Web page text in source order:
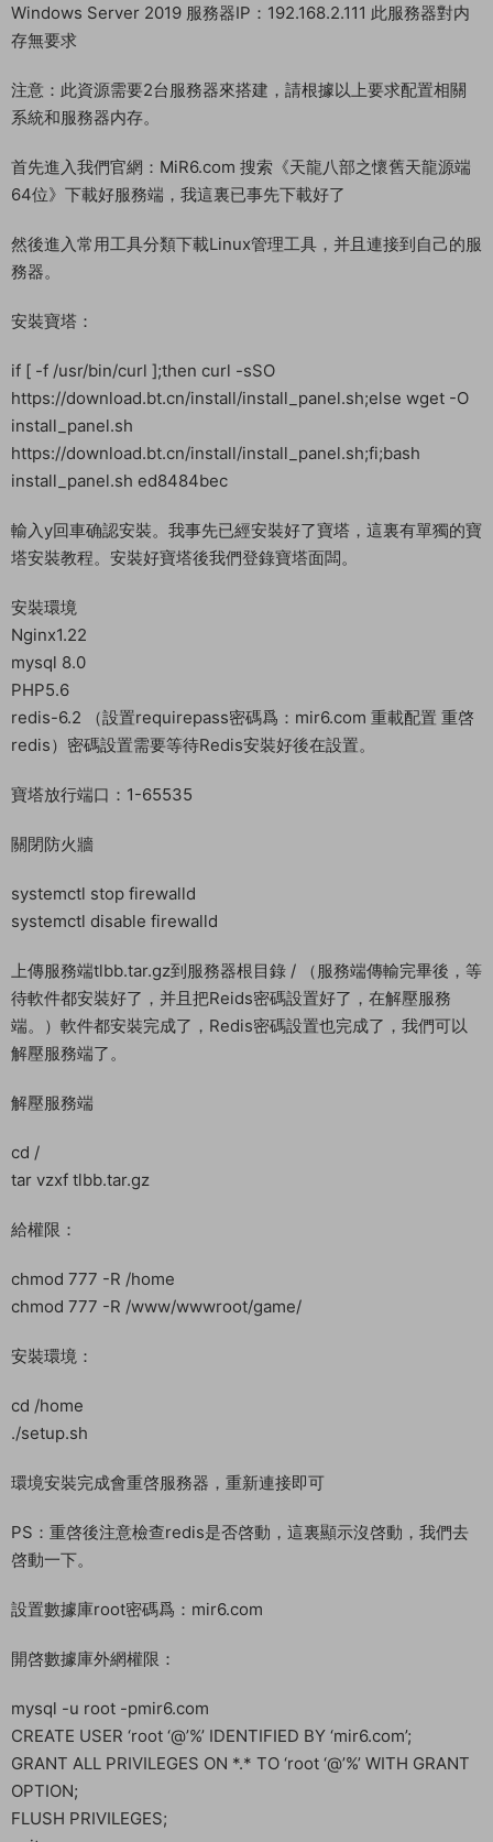
Windows Server 2019 服務器IP：192.168.2.111 此服務器對内
存無要求
注意：此資源需要2台服務器來搭建，請根據以上要求配置相關
系統和服務器内存。
首先進入我們官網：MiR6.com 搜索《天龍八部之懷舊天龍源端
64位》下載好服務端，我這裏已事先下載好了
然後進入常用工具分類下載Linux管理工具，并且連接到自己的服
務器。
安裝寶塔：
if [ -f /usr/bin/curl ];then curl -sSO
https://download.bt.cn/install/install_panel.sh;else wget -O
install_panel.sh
https://download.bt.cn/install/install_panel.sh;fi;bash
install_panel.sh ed8484bec
輸入y回車确認安裝。我事先已經安裝好了寶塔，這裏有單獨的寶
塔安裝教程。安裝好寶塔後我們登錄寶塔面闆。
安裝環境
Nginx1.22
mysql 8.0
PHP5.6
redis-6.2 （設置requirepass密碼爲：mir6.com 重載配置 重啓
redis）密碼設置需要等待Redis安裝好後在設置。
寶塔放行端口：1-65535
關閉防火牆
systemctl stop firewalld
systemctl disable firewalld
上傳服務端tlbb.tar.gz到服務器根目錄 / （服務端傳輸完畢後，等
待軟件都安裝好了，并且把Reids密碼設置好了，在解壓服務
端。）軟件都安裝完成了，Redis密碼設置也完成了，我們可以
解壓服務端了。
解壓服務端
cd /
tar vzxf tlbb.tar.gz
給權限：
chmod 777 -R /home
chmod 777 -R /www/wwwroot/game/
安裝環境：
cd /home
./setup.sh
環境安裝完成會重啓服務器，重新連接即可
PS：重啓後注意檢查redis是否啓動，這裏顯示沒啓動，我們去
啓動一下。
設置數據庫root密碼爲：mir6.com
開啓數據庫外網權限：
mysql -u root -pmir6.com
CREATE USER ‘root ‘@’%’ IDENTIFIED BY ‘mir6.com’;
GRANT ALL PRIVILEGES ON *.* TO ‘root ‘@’%’ WITH GRANT
OPTION;
FLUSH PRIVILEGES;